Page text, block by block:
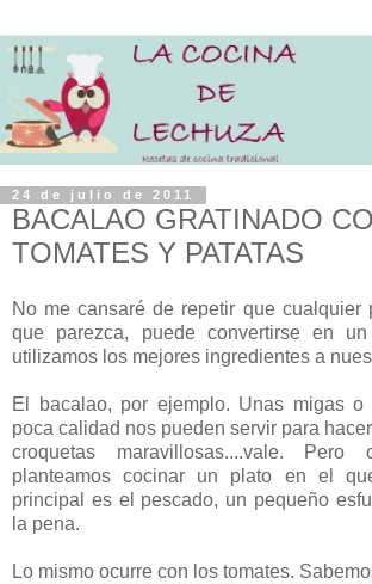
24 de julio de 2011
BACALAO GRATINADO
TOMATES Y PATATAS
No me cansaré de repetir que cualquier
que parezca, puede convertirse en
utilizamos los mejores ingredientes a
El bacalao, por ejemplo. Unas migas o
poca calidad nos pueden servir para
croquetas maravillosas....vale.
planteamos cocinar un plato en el
principal es el pescado, un pequeño
la pena.
Lo mismo ocurre con los tomates.